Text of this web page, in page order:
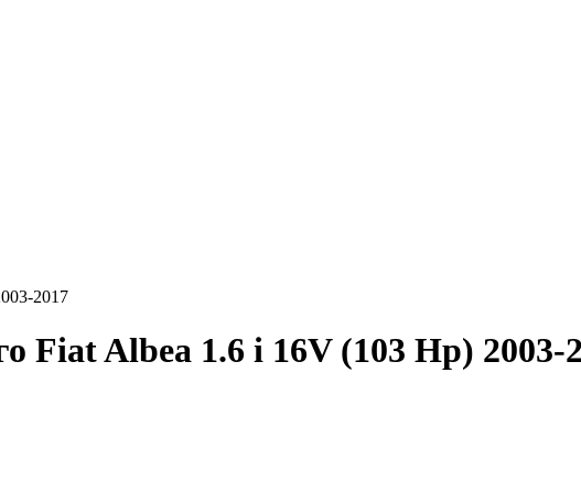
2017
Fiat Albea 1.6 i 16V (103 Hp) 2003-